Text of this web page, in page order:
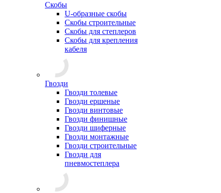
Скобы
U-образные скобы
Скобы строительные
Скобы для степлеров
Скобы для крепления
кабеля
Гвозди
Гвозди толевые
Гвозди ершеные
Гвозди винтовые
Гвозди финишные
Гвозди шиферные
Гвозди монтажные
Гвозди строительные
Гвозди для
пневмостеплера